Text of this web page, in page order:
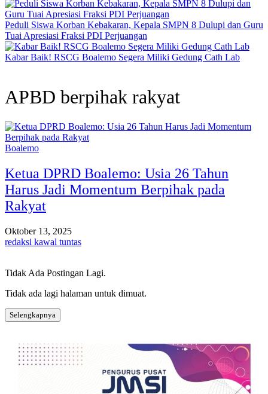
Peduli Siswa Korban Kebakaran, Kepala SMPN 8 Dulupi dan Guru
Tuai Apresiasi Fraksi PDI Perjuangan
Kabar Baik! RSCG Boalemo Segera Miliki Gedung Cath Lab
APBD berpihak rakyat
Boalemo
Ketua DPRD Boalemo: Usia 26 Tahun
Harus Jadi Momentum Berpihak pada
Rakyat
Oktober 13, 2025
redaksi kawal tuntas
Tidak Ada Postingan Lagi.
Tidak ada lagi halaman untuk dimuat.
Selengkapnya